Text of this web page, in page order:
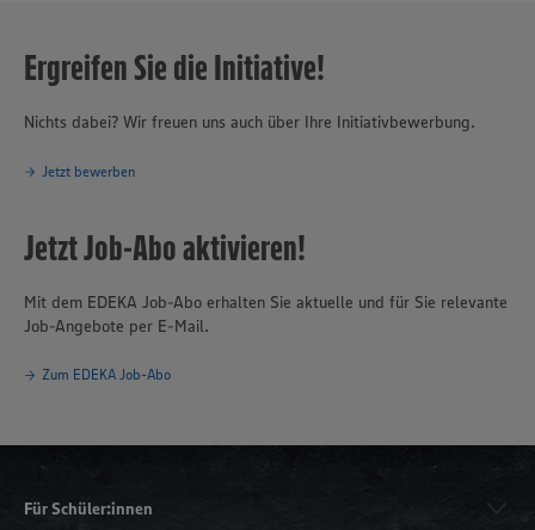
Ergreifen Sie die Initiative!
Nichts dabei? Wir freuen uns auch über Ihre Initiativbewerbung.
Jetzt bewerben
Jetzt Job-Abo aktivieren!
Mit dem EDEKA Job-Abo erhalten Sie aktuelle und für Sie relevante
Job-Angebote per E-Mail.
Zum EDEKA Job-Abo
Für Schüler:innen